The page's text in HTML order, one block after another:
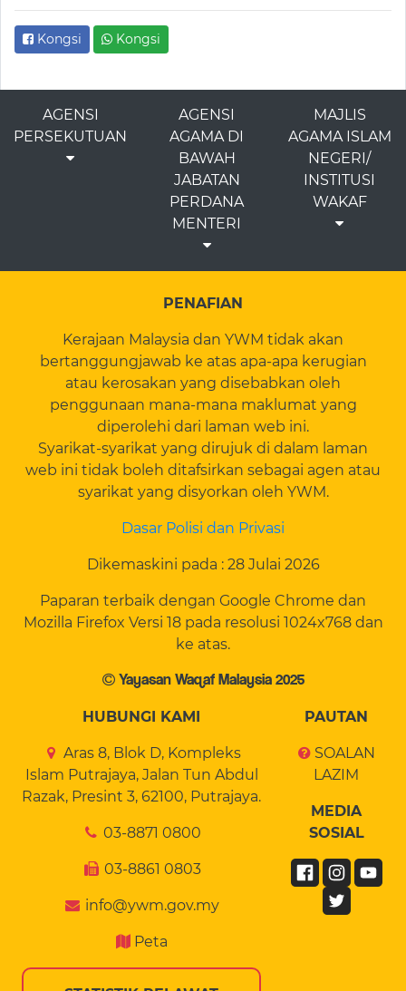
Kongsi Kongsi
AGENSI
PERSEKUTUAN
AGENSI
AGAMA DI
BAWAH
JABATAN
PERDANA
MENTERI
MAJLIS
AGAMA ISLAM
NEGERI/
INSTITUSI
WAKAF
PENAFIAN
Kerajaan Malaysia dan YWM tidak akan
bertanggungjawab ke atas apa-apa kerugian
atau kerosakan yang disebabkan oleh
penggunaan mana-mana maklumat yang
diperolehi dari laman web ini.
Syarikat-syarikat yang dirujuk di dalam laman
web ini tidak boleh ditafsirkan sebagai agen atau
syarikat yang disyorkan oleh YWM.
Dasar Polisi dan Privasi
Dikemaskini pada : 28 Julai 2026
Paparan terbaik dengan Google Chrome dan
Mozilla Firefox Versi 18 pada resolusi 1024x768 dan
ke atas.
Yayasan Waqaf Malaysia 2025
HUBUNGI KAMI
Aras 8, Blok D, Kompleks
Islam Putrajaya, Jalan Tun Abdul
Razak, Presint 3, 62100, Putrajaya.
03-8871 0800
03-8861 0803
info@ywm.gov.my
Peta
PAUTAN
SOALAN
LAZIM
MEDIA
SOSIAL